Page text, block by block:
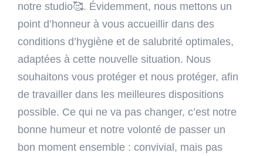
notre studio🥰. Évidemment, nous mettons un
point d’honneur à vous accueillir dans des
conditions d’hygiène et de salubrité optimales,
adaptées à cette nouvelle situation. Nous
souhaitons vous protéger et nous protéger, afin
de travailler dans les meilleures dispositions
possible. Ce qui ne va pas changer, c’est notre
bonne humeur et notre volonté de passer un
bon moment ensemble : convivial, mais pas